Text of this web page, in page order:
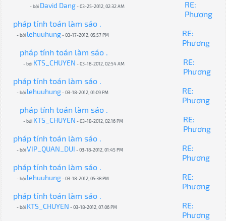
- bởi David Dang- 03-25-2012, 02:32 AM
RE:
Phương
pháp tính toán làm sáo .
- bởi lehuuhung- 03-17-2012, 05:57 PM
RE:
Phương
pháp tính toán làm sáo .
- bởi KTS_CHUYEN - 03-18-2012, 02:54 AM
RE:
Phương
pháp tính toán làm sáo .
- bởi lehuuhung- 03-18-2012, 01:09 PM
RE:
Phương
pháp tính toán làm sáo .
- bởi KTS_CHUYEN - 03-18-2012, 02:16 PM
RE:
Phương
pháp tính toán làm sáo .
- bởiVIP_QUAN_DUI - 03-18-2012, 01:45 PM
RE:
Phương
pháp tính toán làm sáo .
- bởi lehuuhung- 03-18-2012, 05:38 PM
RE:
Phương
pháp tính toán làm sáo .
- bởi KTS_CHUYEN - 03-18-2012, 07:06 PM
RE:
Phương